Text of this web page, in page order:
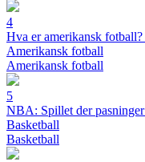
4
Hva er amerikansk
Amerikansk fotball
Amerikansk fotball
5
NBA: Spillet der
Basketball
Basketball